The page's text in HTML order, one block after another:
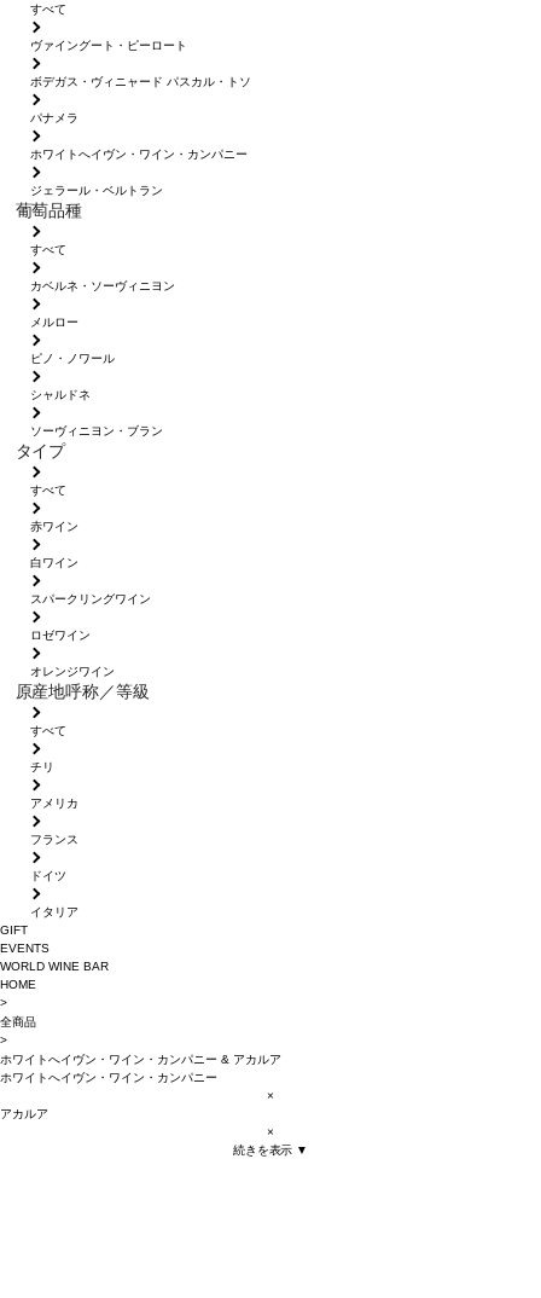
すべて
ヴァイングート・ピーロート
ボデガス・ヴィニャード パスカル・トソ
パナメラ
ホワイトへイヴン・ワイン・カンパニー
ジェラール・ベルトラン
葡萄品種
すべて
カベルネ・ソーヴィニヨン
メルロー
ピノ・ノワール
シャルドネ
ソーヴィニヨン・ブラン
タイプ
すべて
赤ワイン
白ワイン
スパークリングワイン
ロゼワイン
オレンジワイン
原産地呼称／等級
すべて
チリ
アメリカ
フランス
ドイツ
イタリア
GIFT
EVENTS
WORLD WINE BAR
HOME
>
全商品
>
ホワイトへイヴン・ワイン・カンパニー & アカルア
ホワイトへイヴン・ワイン・カンパニー
×
アカルア
×
続きを表示 ▼